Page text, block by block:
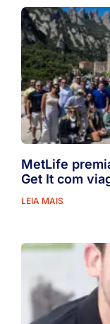
MetLife
Get It com
LEIA MAIS